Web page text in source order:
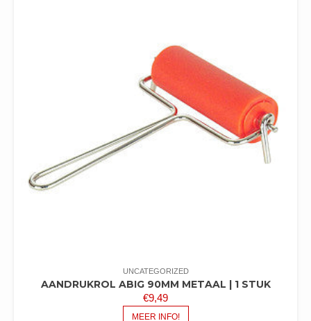
UNCATEGORIZED
AANDRUKROL ABIG 90MM METAAL | 1 STUK
€9,49
MEER INFO!